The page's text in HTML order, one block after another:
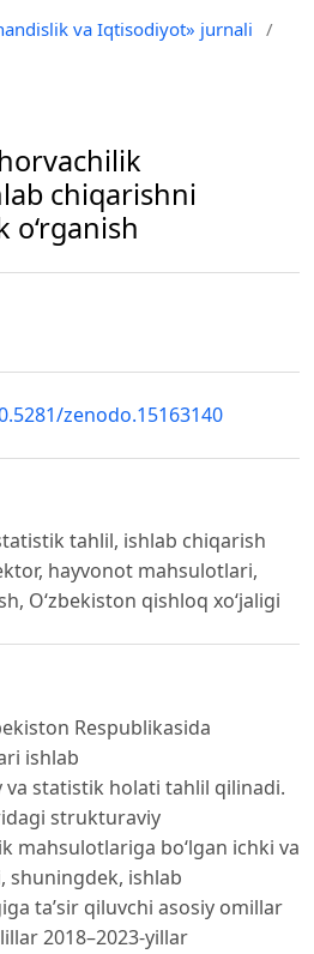
va Iqtisodiyot» jurnali
/
chiqarishni
o‘rganish
zenodo.15163140
tahlil, ishlab chiqarish
hayvonot mahsulotlari,
O‘zbekiston qishloq xo‘jaligi
Respublikasida
ishlab
statistik holati tahlil qilinadi.
strukturaviy
mahsulotlariga bo‘lgan ichki va
shuningdek, ishlab
ta’sir qiluvchi asosiy omillar
2018–2023-yillar